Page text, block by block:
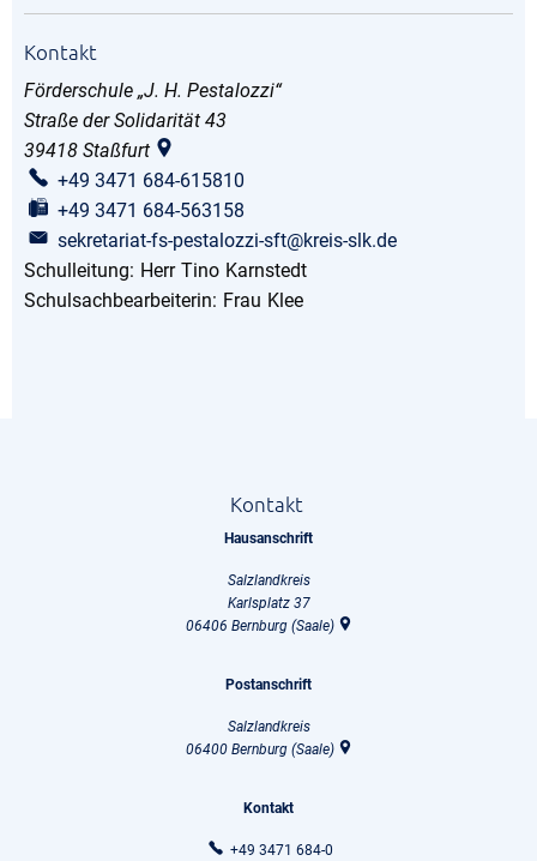
Kontakt
Förderschule „J. H. Pestalozzi“
Straße der Solidarität 43
39418 Staßfurt
+49 3471 684-615810
+49 3471 684-563158
sekretariat-fs-pestalozzi-sft@kreis-slk.de
Schulleitung: Herr Tino Karnstedt
Schulsachbearbeiterin: Frau Klee
Kontakt
Hausanschrift
Salzlandkreis
Karlsplatz 37
06406 Bernburg (Saale)
Postanschrift
Salzlandkreis
06400 Bernburg (Saale)
Kontakt
+49 3471 684-0